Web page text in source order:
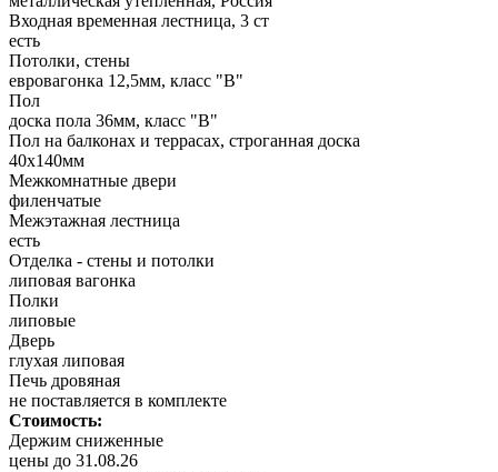
Входная временная лестница, 3 ст
есть
Потолки, стены
евровагонка 12,5мм, класс "В"
Пол
доска пола 36мм, класс "B"
Пол на балконах и террасах, строганная доска
40х140мм
Межкомнатные двери
филенчатые
Межэтажная лестница
есть
Отделка - стены и потолки
липовая вагонка
Полки
липовые
Дверь
глухая липовая
Печь дровяная
не поставляется в комплекте
Стоимость:
Держим сниженные
цены до 31.08.26